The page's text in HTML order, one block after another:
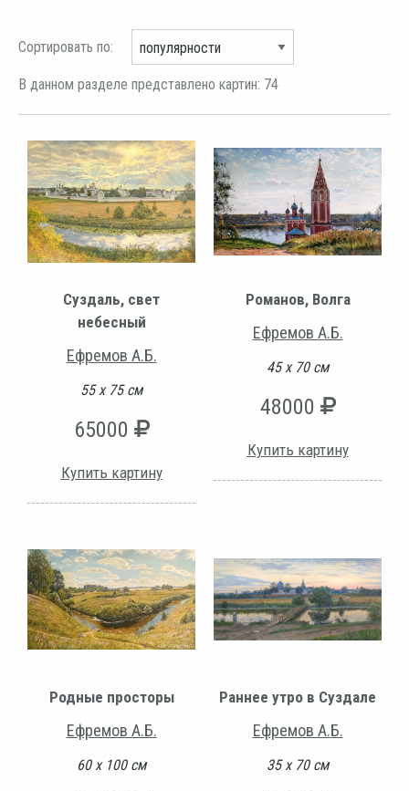
Сортировать по:
В данном разделе представлено картин: 74
Суздаль, свет
небесный
Ефремов А.Б.
55 х 75 см
65000
Купить картину
Романов, Волга
Ефремов А.Б.
45 х 70 см
48000
Купить картину
Родные просторы
Ефремов А.Б.
60 х 100 см
Раннее утро в Суздале
Ефремов А.Б.
35 х 70 см